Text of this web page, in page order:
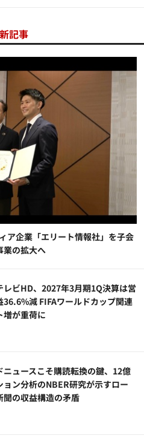
記事
ア企業「エリート情報社」を子会
の拡大へ
レビHD、2027年3月期1Q決算は営
36.6%減 FIFAワールドカップ関連
増が重荷に
ニュースこそ購読転換の鍵、12億
ョン分析のNBER研究が示すロー
聞の収益構造の矛盾